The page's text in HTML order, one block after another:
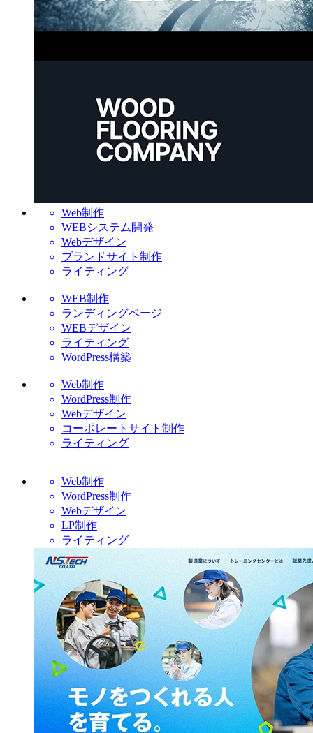
Web制作
WEBシステム開発
Webデザイン
ブランドサイト制作
ライティング
WEB制作
ランディングページ
WEBデザイン
ライティング
WordPress構築
Web制作
WordPress制作
Webデザイン
コーポレートサイト制作
ライティング
Web制作
WordPress制作
Webデザイン
LP制作
ライティング